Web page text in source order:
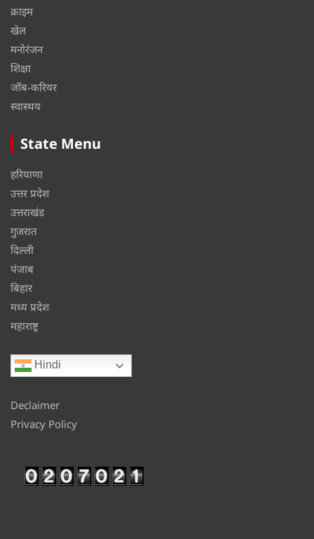
क्राइम
खेल
मनोरंजन
शिक्षा
जॉब-करियर
स्वास्थय
State Menu
हरियाणा
उत्तर प्रदेश
उत्तराखंड
गुजरात
दिल्ली
पंजाब
बिहार
मध्य प्रदेश
महाराष्ट्र
Hindi
Declaimer
Privacy Policy